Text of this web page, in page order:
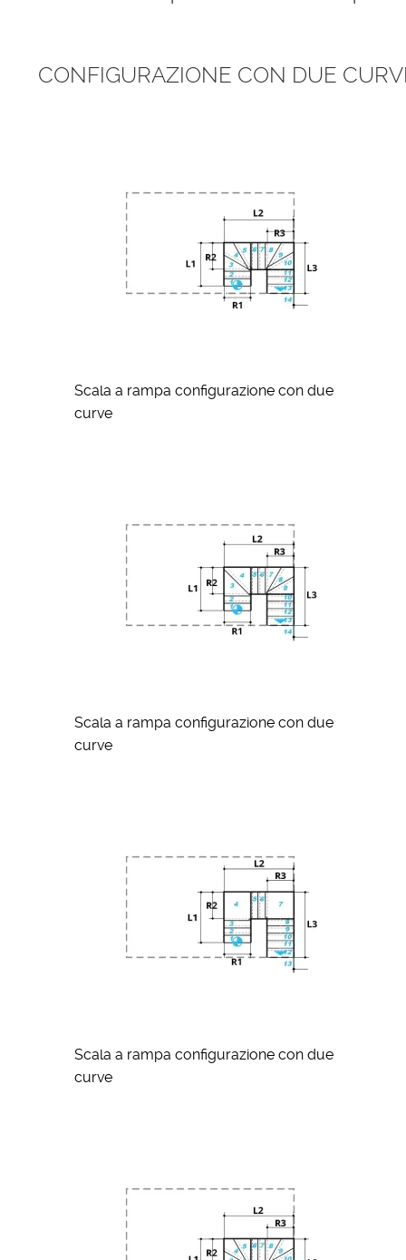
CONFIGURAZIONE CON DUE
Scala a rampa configurazione con due
curve
Scala a rampa configurazione con due
curve
Scala a rampa configurazione con due
curve